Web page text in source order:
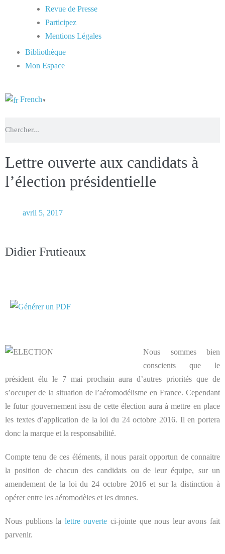
Revue de Presse
Participez
Mentions Légales
Bibliothèque
Mon Espace
French ▼
Lettre ouverte aux candidats à
l’élection présidentielle
avril 5, 2017
Didier Frutieaux
Nous sommes bien
conscients que le
président élu le 7 mai prochain aura d’autres priorités que de
s’occuper de la situation de l’aéromodélisme en France. Cependant
le futur gouvernement issu de cette élection aura à mettre en place
les textes d’application de la loi du 24 octobre 2016. Il en portera
donc la marque et la responsabilité.
Compte tenu de ces éléments, il nous parait opportun de connaitre
la position de chacun des candidats ou de leur équipe, sur un
amendement de la loi du 24 octobre 2016 et sur la distinction à
opérer entre les aéromodèles et les drones.
Nous publions la lettre ouverte ci-jointe que nous leur avons fait
parvenir.